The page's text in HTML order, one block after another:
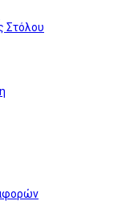
Στόλου